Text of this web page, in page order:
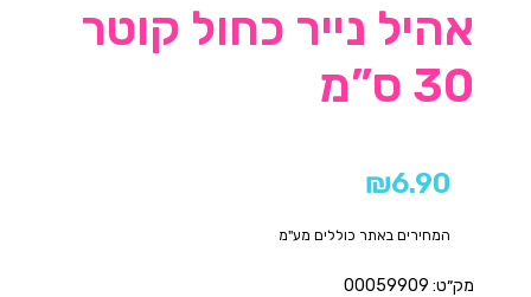
אהיל נייר כחול קוטר
30 ס”מ
₪6.90
המחירים באתר כוללים מע"מ
מק״ט: 00059909